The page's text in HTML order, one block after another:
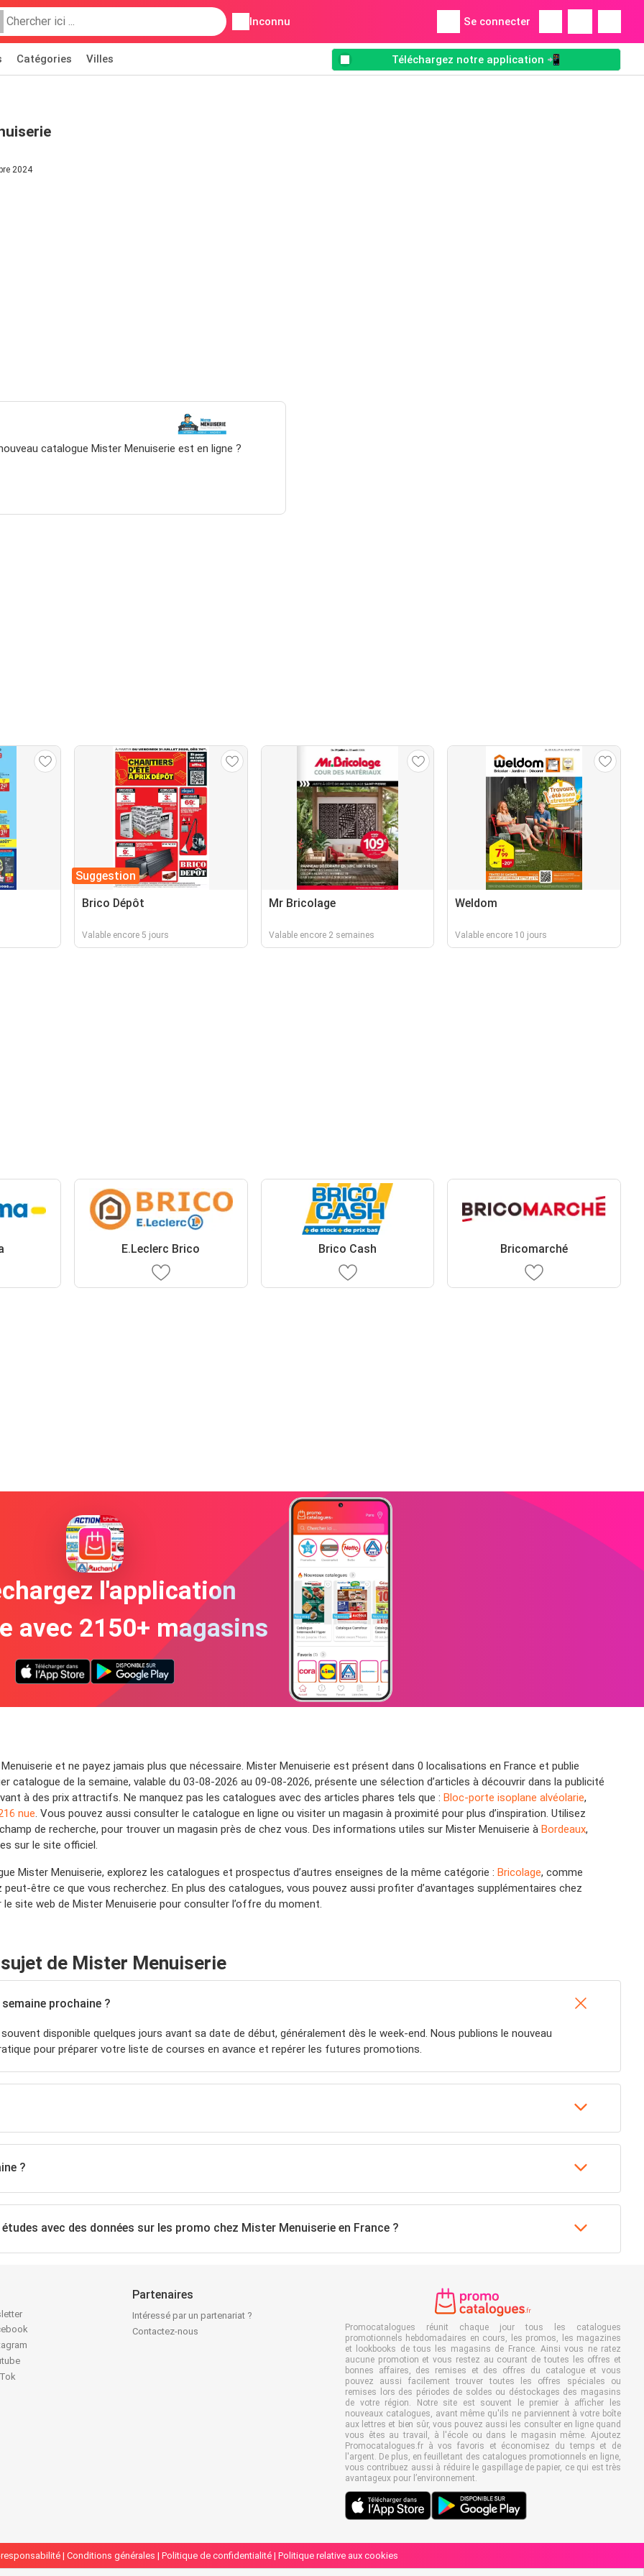
Inconnu Se connecter
Catégories Villes Téléchargez notre application 📲
2024
catalogue Mister Menuiserie est en ligne ?
Suggestion
Brico Dépôt
Valable encore 5 jours
Mr Bricolage
Valable encore 2 semaines
Weldom
Valable encore 10 jours
E.Leclerc Brico Brico Cash Bricomarché
l'application
avec 2150+ magasins
et ne payez jamais plus que nécessaire. Mister Menuiserie est présent dans 0 localisations en France et publie
catalogue de la semaine, valable du 03-08-2026 au 09-08-2026, présente une sélection d’articles à découvrir dans la publicité
à des prix attractifs. Ne manquez pas les catalogues avec des articles phares tels que : Bloc-porte isoplane alvéolarie,
nue. Vous pouvez aussi consulter le catalogue en ligne ou visiter un magasin à proximité pour plus d’inspiration. Utilisez
de recherche, pour trouver un magasin près de chez vous. Des informations utiles sur Mister Menuiserie à Bordeaux,
sur le site officiel.
Mister Menuiserie, explorez les catalogues et prospectus d’autres enseignes de la même catégorie : Bricolage, comme
peut-être ce que vous recherchez. En plus des catalogues, vous pouvez aussi profiter d’avantages supplémentaires chez
site web de Mister Menuiserie pour consulter l’offre du moment.
de Mister Menuiserie
prochaine ?
disponible quelques jours avant sa date de début, généralement dès le week-end. Nous publions le nouveau
pour préparer votre liste de courses en avance et repérer les futures promotions.
?
avec des données sur les promo chez Mister Menuiserie en France ?
Partenaires
Intéressé par un partenariat ?
Contactez-nous
Promocatalogues réunit chaque jour tous les catalogues
promotionnels hebdomadaires en cours, les promos, les magazines
et lookbooks de tous les magasins de France. Ainsi vous ne ratez
aucune promotion et vous restez au courant de toutes les offres et
bonnes affaires, des remises et des offres du catalogue et vous
pouvez aussi facilement trouver toutes les offres spéciales ou
remises lors des périodes de soldes ou déstockages des magasins
de votre région. Notre site est souvent le premier à afficher les
nouveaux catalogues, avant même qu'ils ne parviennent à votre boîte
aux lettres et bien sûr, vous pouvez aussi les consulter en ligne quand
vous êtes au travail, à l'école ou dans le magasin même. Ajoutez
Promocatalogues.fr à vos favoris et économisez du temps et de
l'argent. De plus, en feuilletant des catalogues promotionnels en ligne,
vous contribuez aussi à réduire le gaspillage de papier, ce qui est très
avantageux pour l’environnement.
| Conditions générales | Politique de confidentialité | Politique relative aux cookies